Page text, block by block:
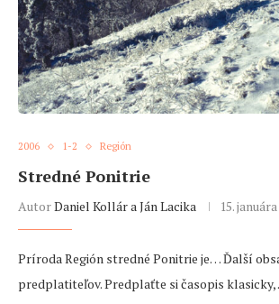
2006 1-2 Región
Stredné Ponitrie
AutorDaniel Kollár a Ján Lacika 15.
Príroda Región stredné Ponitrie je… Ďalší
predplatiteľov. Predplaťte si časopis